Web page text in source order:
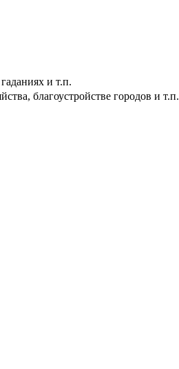
и т.п.
благоустройстве городов и т.п.